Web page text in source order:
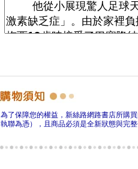
為了保障您的權益，新絲路網路書店所購
執聯為憑），且商品必須是全新狀態與完